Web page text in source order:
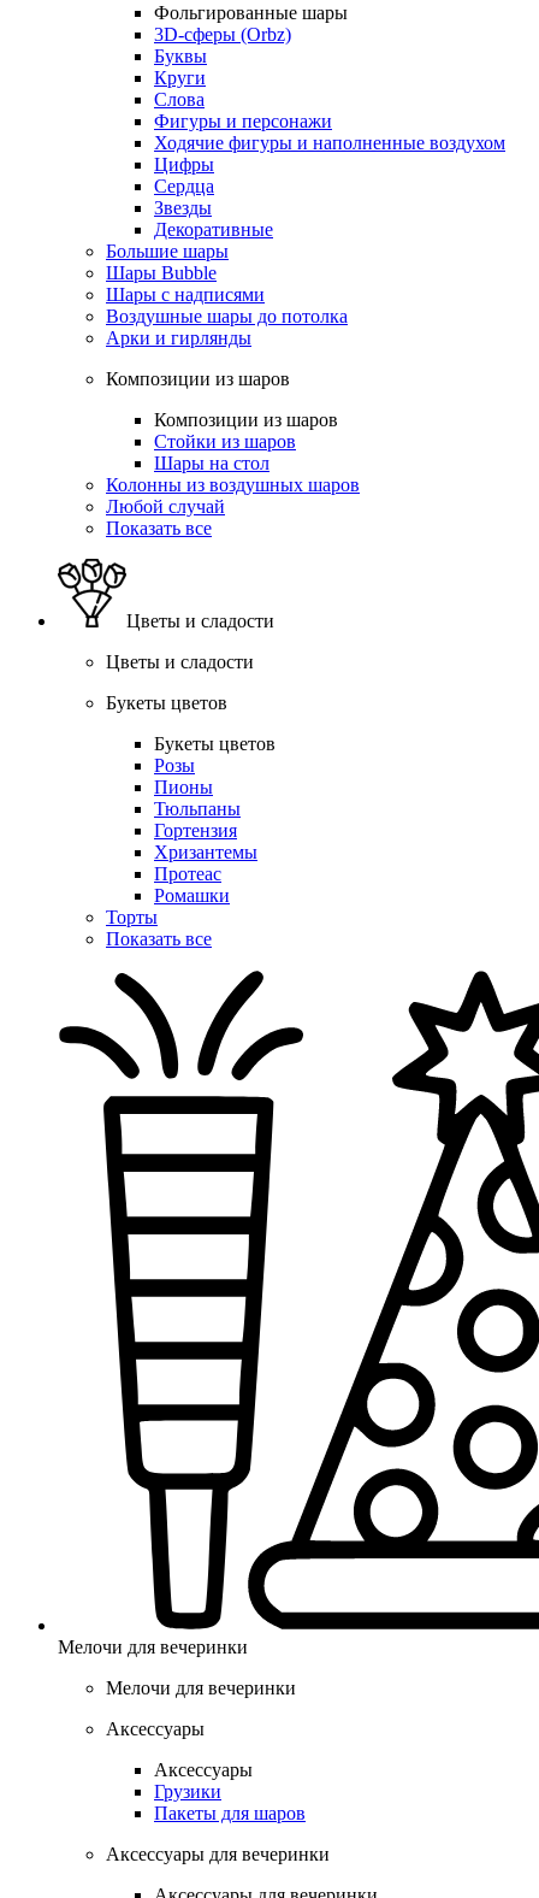
Фольгированные шары
3D-сферы (Orbz)
Буквы
Круги
Слова
Фигуры и персонажи
Ходячие фигуры и наполненные воздухом
Цифры
Сердца
Звезды
Декоративные
Большие шары
Шары Bubble
Шары с надписями
Воздушные шары до потолка
Арки и гирлянды
Композиции из шаров
Композиции из шаров
Стойки из шаров
Шары на стол
Колонны из воздушных шаров
Любой случай
Показать все
Цветы и сладости
Цветы и сладости
Букеты цветов
Букеты цветов
Розы
Пионы
Тюльпаны
Гортензия
Хризантемы
Протеас
Ромашки
Торты
Показать все
Мелочи для вечеринки
Мелочи для вечеринки
Аксессуары
Аксессуары
Грузики
Пакеты для шаров
Аксессуары для вечеринки